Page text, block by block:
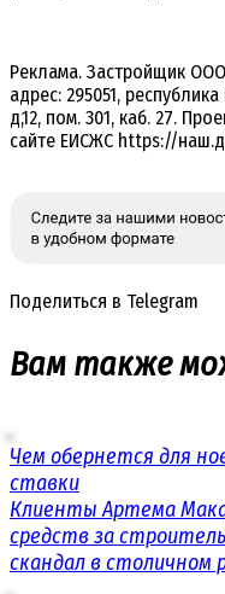
Реклама. Застройщик
адрес: 295051,
д,12, пом. 301, каб. 27.
сайте ЕИСЖС https://
Поделиться в Telegram
Вам также
Чем обернется для
ставки
Клиенты Артема
средств за
скандал в столичном